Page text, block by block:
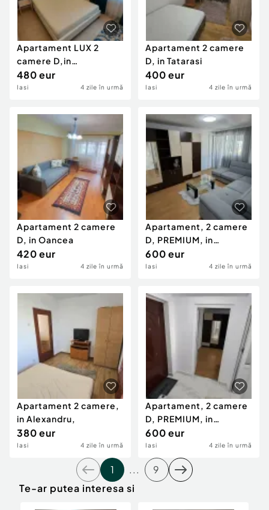
Apartament LUX 2
camere D,in
Pacurari,Bloc nou,loc
parcare
480 eur
Iasi 4 zile în urmă
Apartament 2 camere
D, in Tatarasi
400 eur
Iasi 4 zile în urmă
Apartament 2 camere
D, in Oancea
420 eur
Iasi 4 zile în urmă
Apartament, 2 camere
D, PREMIUM, in
Independentei
600 eur
Iasi 4 zile în urmă
Apartament 2 camere,
in Alexandru,
380 eur
Iasi 4 zile în urmă
Apartament, 2 camere
D, PREMIUM, in
Independentei
600 eur
Iasi 4 zile în urmă
1 ...
9
Te-ar putea interesa si